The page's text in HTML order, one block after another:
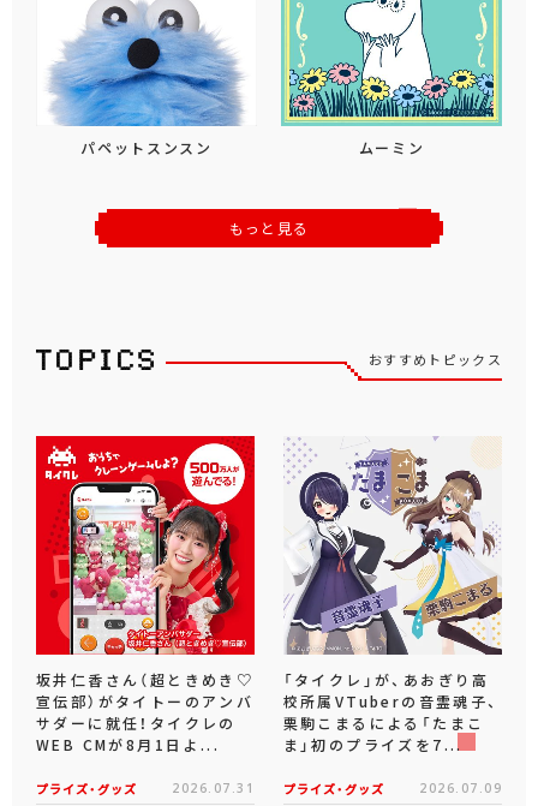
パペットスンスン ムーミン
もっと見る
おすすめトピックス
坂井仁香さん（超ときめき♡
宣伝部）がタイトーのアンバ
サダーに就任！タイクレの
WEB CMが8月1日よ...
プライズ・グッズ 2026.07.31
「タイクレ」が、あおぎり高
校所属VTuberの音霊魂子、
栗駒こまるによる「たまこ
ま」初のプライズを7...
プライズ・グッズ 2026.07.09